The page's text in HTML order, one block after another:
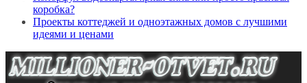
коробка?
Проекты коттеджей и одноэтажных домов с лучшими
идеями и ценами